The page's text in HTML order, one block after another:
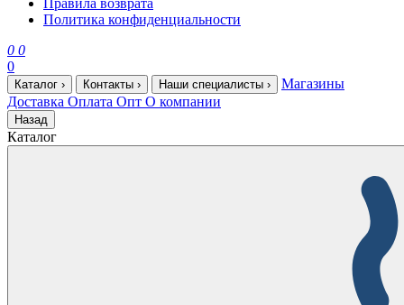
Правила возврата
Политика конфиденциальности
0 0
0
Каталог › Контакты › Наши специалисты ›
Магазины
Доставка Оплата Опт О компании
Назад
Каталог